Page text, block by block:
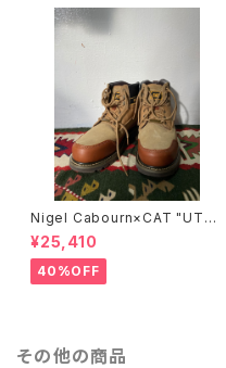
Nigel Cabourn×CAT "UTA
H"/BROWN
¥25,410
40%OFF
その他の商品